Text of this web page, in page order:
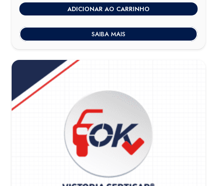
ADICIONAR AO CARRINHO
SAIBA MAIS